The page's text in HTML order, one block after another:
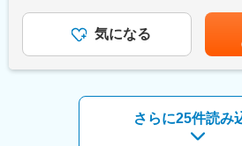
■待遇・手当
平均年収907万円と医療機器メーカー
宅手当・家族手当・借り上げ社宅等
ます。
富士フイルムグループの育成制度「
ト。ジョブローテーションや研修で
■業務概要
医療機器、医療画像処理機器、医療
設置および医療機関への保守サポー
上げ、定期点検、トラブルシューテ
歳/750万円(入社8年・経験11年、手
までも目安の金額であり、選考を通
す。月給(月額)は固定手当を含めた表
気になる
さらに25件読み